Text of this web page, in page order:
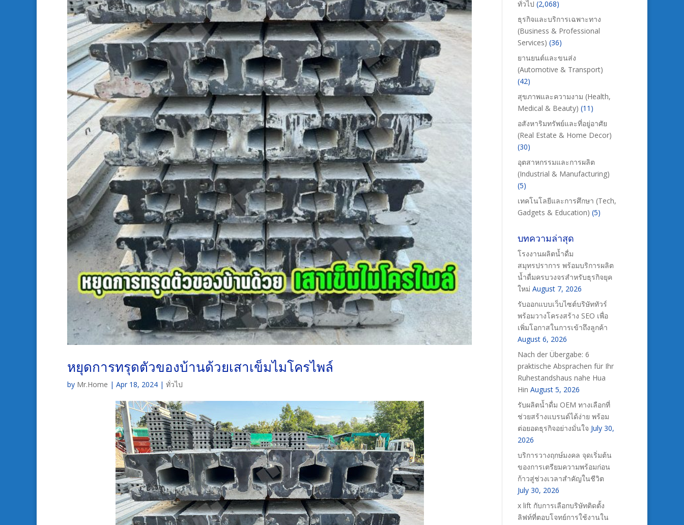
หยุดการทรุดตัวของบ้านด้วยเสาเข็มไมโครไพล์
by Mr.Home | Apr 18, 2024 | ทั่วไป
ทั่วไป (2,068)
ธุรกิจและบริการเฉพาะทาง
(Business & Professional
Services) (36)
ยานยนต์และขนส่ง
(Automotive & Transport)
(42)
สุขภาพและความงาม (Health,
Medical & Beauty) (11)
อสังหาริมทรัพย์และที่อยู่อาศัย
(Real Estate & Home Decor)
(30)
อุตสาหกรรมและการผลิต
(Industrial & Manufacturing)
(5)
เทคโนโลยีและการศึกษา (Tech,
Gadgets & Education) (5)
บทความล่าสุด
โรงงานผลิตน้ำดื่ม
สมุทรปราการ พร้อมบริการผลิต
น้ำดื่มครบวงจรสำหรับธุรกิจยุค
ใหม่ August 7, 2026
รับออกแบบเว็บไซต์บริษัททัวร์
พร้อมวางโครงสร้าง SEO เพื่อ
เพิ่มโอกาสในการเข้าถึงลูกค้า
August 6, 2026
Nach der Übergabe: 6
praktische Absprachen für Ihr
Ruhestandshaus nahe Hua
Hin August 5, 2026
รับผลิตน้ำดื่ม OEM ทางเลือกที่
ช่วยสร้างแบรนด์ได้ง่าย พร้อม
ต่อยอดธุรกิจอย่างมั่นใจ July 30,
2026
บริการวางฤกษ์มงคล จุดเริ่มต้น
ของการเตรียมความพร้อมก่อน
ก้าวสู่ช่วงเวลาสำคัญในชีวิต
July 30, 2026
x lift กับการเลือกบริษัทติดตั้ง
ลิฟท์ที่ตอบโจทย์การใช้งานใน